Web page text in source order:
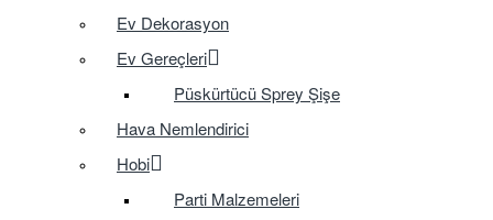
Ev Dekorasyon
Ev Gereçleri
Püskürtücü Sprey Şişe
Hava Nemlendirici
Hobi
Parti Malzemeleri